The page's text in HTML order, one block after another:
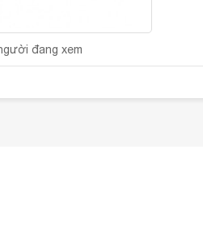
đang xem